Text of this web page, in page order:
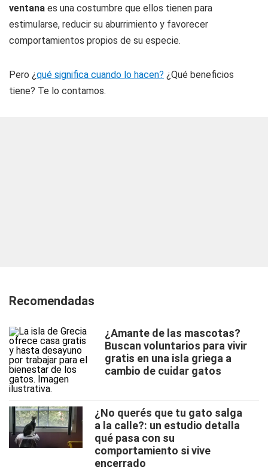
ventana es una costumbre que ellos tienen para
estimularse, reducir su aburrimiento y favorecer
comportamientos propios de su especie.
Pero ¿qué significa cuando lo hacen? ¿Qué beneficios
tiene? Te lo contamos.
Recomendadas
¿Amante de las mascotas?
Buscan voluntarios para vivir
gratis en una isla griega a
cambio de cuidar gatos
¿No querés que tu gato salga
a la calle?: un estudio detalla
qué pasa con su
comportamiento si vive
encerrado